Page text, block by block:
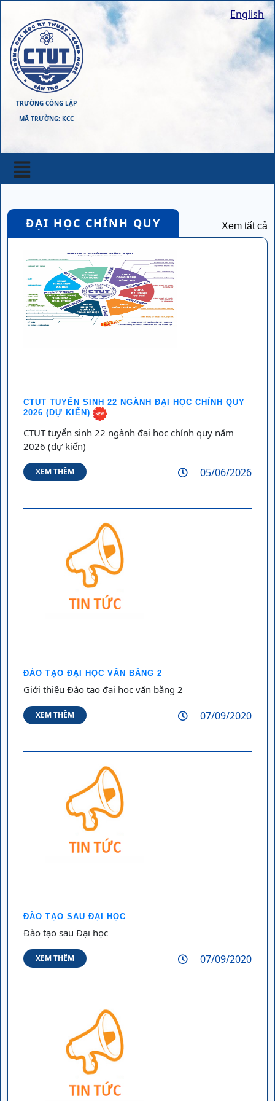
TRƯỜNG CÔNG LẬP
MÃ TRƯỜNG: KCC
English
ĐẠI HỌC CHÍNH QUY Xem tất cả
CTUT TUYỂN SINH 22 NGÀNH ĐẠI HỌC CHÍNH QUY
2026 (DỰ KIẾN)
CTUT tuyển sinh 22 ngành đại học chính quy năm
2026 (dự kiến)
05/06/2026
XEM THÊM
ĐÀO TẠO ĐẠI HỌC VĂN BẰNG 2
Giới thiệu Đào tạo đại học văn bằng 2
07/09/2020
XEM THÊM
ĐÀO TẠO SAU ĐẠI HỌC
Đào tạo sau Đại học
07/09/2020
XEM THÊM